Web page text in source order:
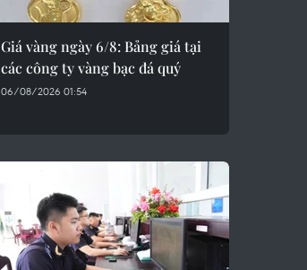
Giá vàng ngày 6/8: Bảng giá tại
các công ty vàng bạc đá quý
06/08/2026 01:54